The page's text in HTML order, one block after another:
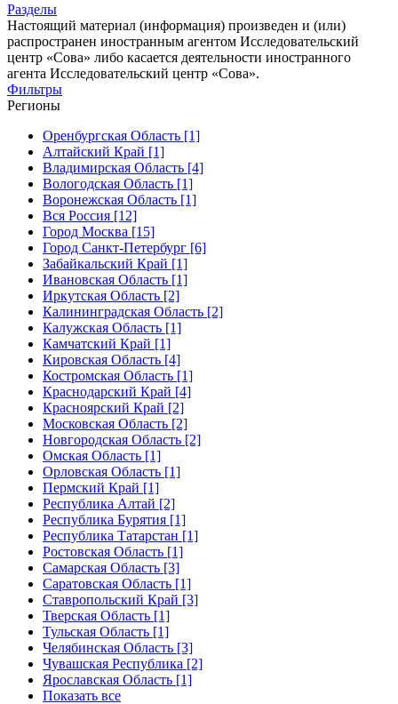
Разделы
Настоящий материал (информация) произведен и (или)
распространен иностранным агентом Исследовательский
центр «Сова» либо касается деятельности иностранного
агента Исследовательский центр «Сова».
Фильтры
Регионы
Оренбургская Область [1]
Алтайский Край [1]
Владимирская Область [4]
Вологодская Область [1]
Воронежская Область [1]
Вся Россия [12]
Город Москва [15]
Город Санкт-Петербург [6]
Забайкальский Край [1]
Ивановская Область [1]
Иркутская Область [2]
Калининградская Область [2]
Калужская Область [1]
Камчатский Край [1]
Кировская Область [4]
Костромская Область [1]
Краснодарский Край [4]
Красноярский Край [2]
Московская Область [2]
Новгородская Область [2]
Омская Область [1]
Орловская Область [1]
Пермский Край [1]
Республика Алтай [2]
Республика Бурятия [1]
Республика Татарстан [1]
Ростовская Область [1]
Самарская Область [3]
Саратовская Область [1]
Ставропольский Край [3]
Тверская Область [1]
Тульская Область [1]
Челябинская Область [3]
Чувашская Республика [2]
Ярославская Область [1]
Показать все